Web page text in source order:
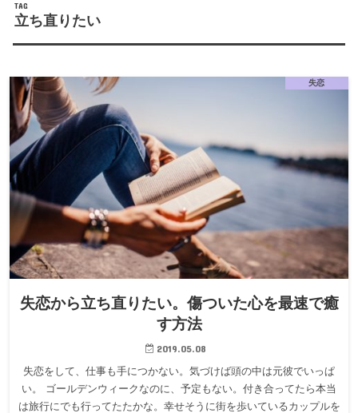
TAG
立ち直りたい
失恋
失恋から立ち直りたい。傷ついた心を最速で癒
す方法
2019.05.08
失恋をして、仕事も手につかない。気づけば頭の中は元彼でいっぱ
い。 ゴールデンウィークなのに、予定もない。付き合ってたら本当
は旅行にでも行ってたたかな。幸せそうに街を歩いているカップルを